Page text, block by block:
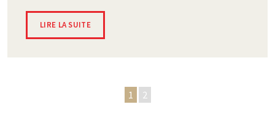
LIRE LA SUITE
1 2